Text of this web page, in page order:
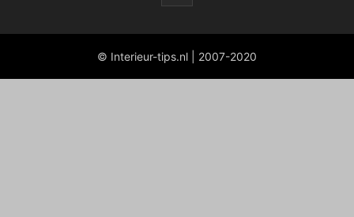
© Interieur-tips.nl | 2007-2020